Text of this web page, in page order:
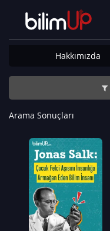
Hakkımızda
Arama Sonuçları